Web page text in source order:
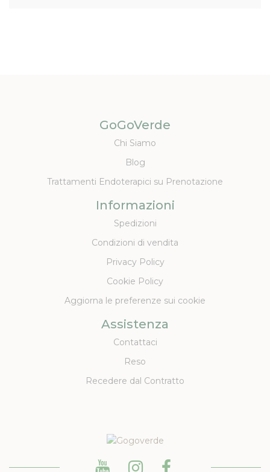
GoGoVerde
Chi Siamo
Blog
Trattamenti Endoterapici su Prenotazione
Informazioni
Spedizioni
Condizioni di vendita
Privacy Policy
Cookie Policy
Aggiorna le preferenze sui cookie
Assistenza
Contattaci
Reso
Recedere dal Contratto